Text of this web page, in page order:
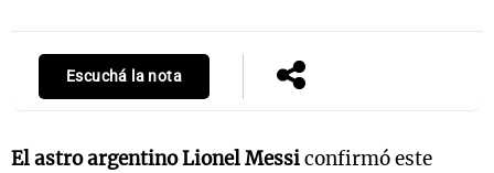
Escuchá la nota
El astro argentino Lionel Messiconfirmó este